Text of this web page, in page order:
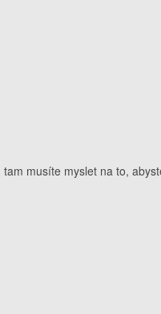
musíte myslet na to,